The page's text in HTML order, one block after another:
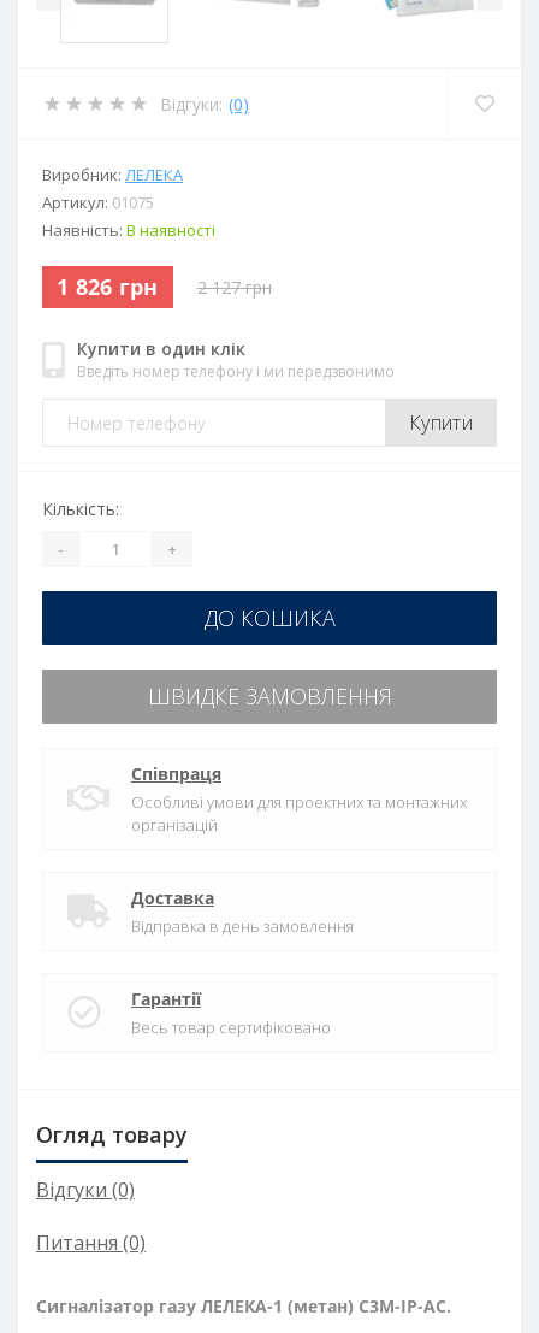
Відгуки: (0)
Виробник: ЛЕЛЕКА
Артикул: 01075
Наявність: В наявності
1 826 грн 2 127 грн
Купити в один клік
Введіть номер телефону і ми передзвонимо
Купити
Кількість:
- +
ДО КОШИКА
ШВИДКЕ ЗАМОВЛЕННЯ
Співпраця
Особливі умови для проектних та монтажних
організацій
Доставка
Відправка в день замовлення
Гарантії
Весь товар сертифіковано
Огляд товару
Відгуки (0)
Питання (0)
Сигналізатор газу ЛЕЛЕКА-1 (метан) С3М-ІР-АС.